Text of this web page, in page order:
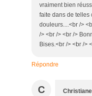
vraiment bien
faite dans de telles
douleurs....<br />
/> <br /> <br />
Bises.<br /> <br />
Répondre
C Christiane